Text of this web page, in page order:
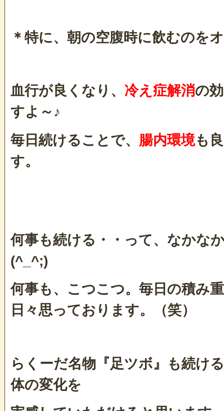
＊特に、朝の空腹時に飲むのを
血行が良くなり、 冷え症解消の
すよ～♪
毎日続けることで、 腸内環境も
す。
何事も続ける・・って、なかな
(^_^;)
何事も、こつこつ。毎日の積み
日々思っております。（笑）
らくーだ名物『足ツボ』も続け
体の変化を